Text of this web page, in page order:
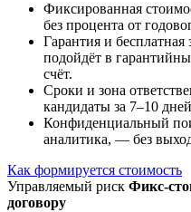
Фиксированная
без процента от
Гарантия и бесплатная
подойдёт в
счёт.
Сроки и зона
кандидаты за 7–10
Конфиденциальный
аналитика, — без
Как формируется стоимость
Управляемый риск Фикс-
договору